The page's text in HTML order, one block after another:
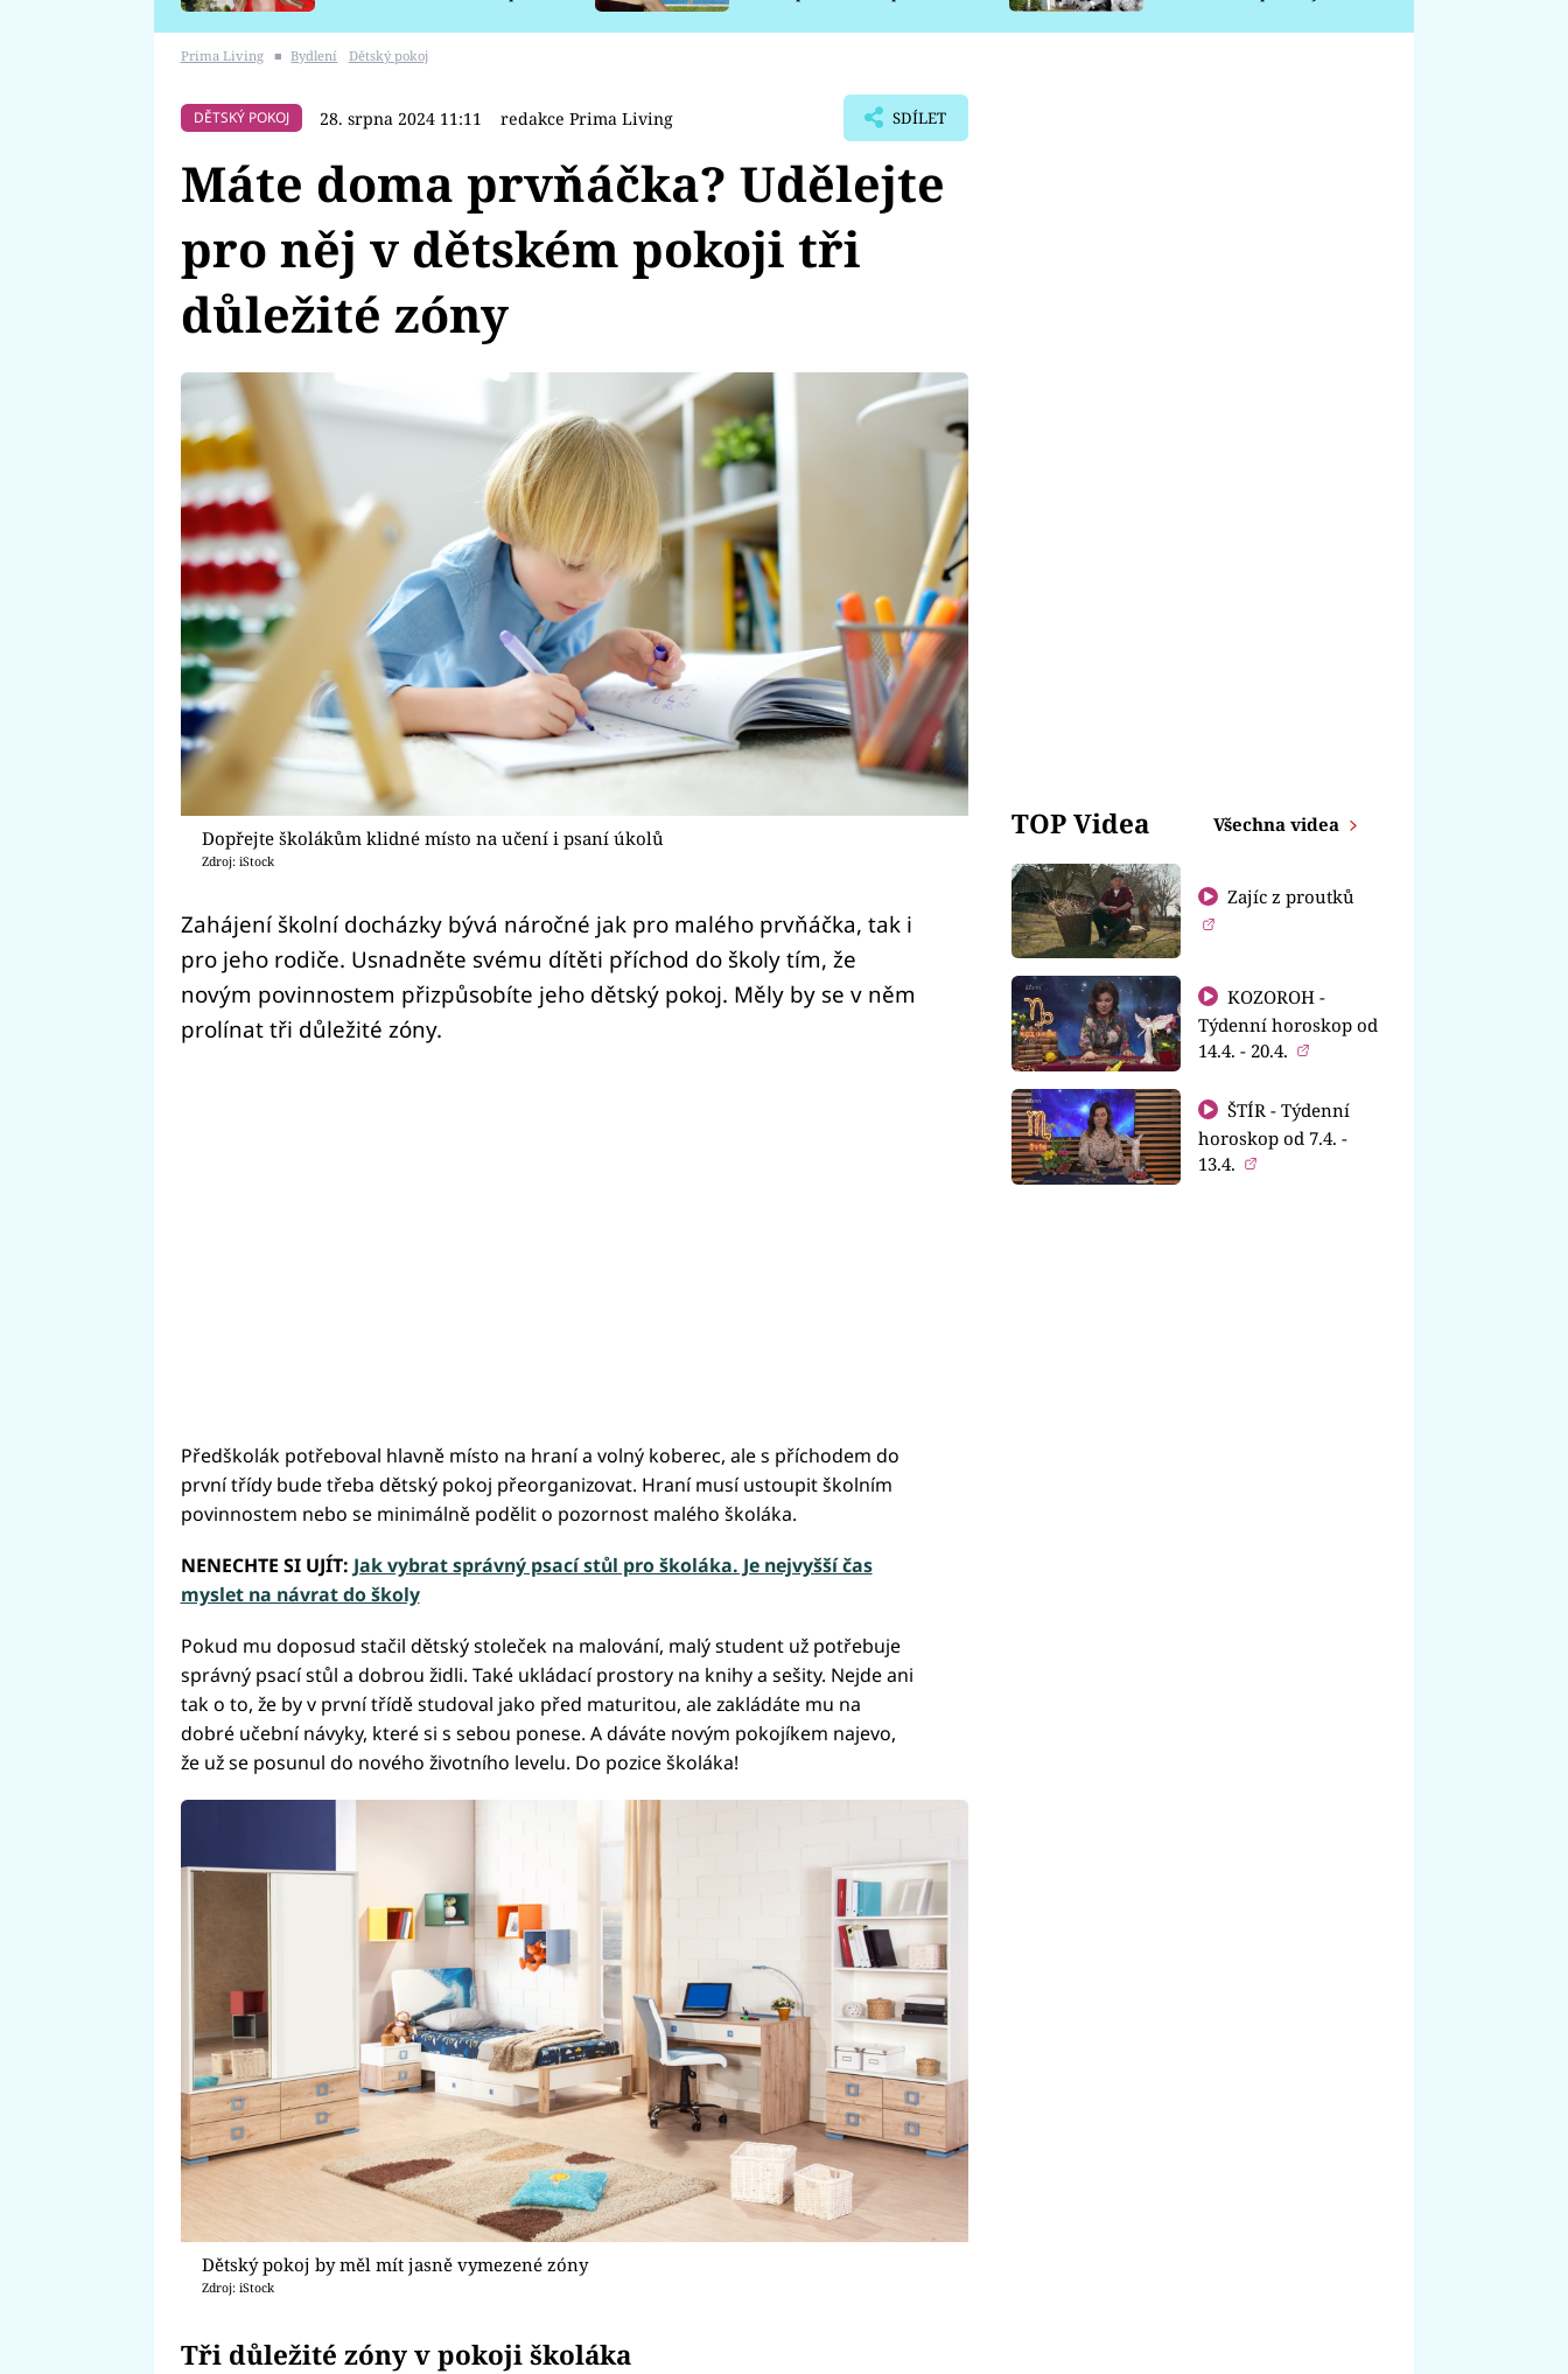
Prima Living ■ Bydlení Dětský pokoj
DĚTSKÝ POKOJ 28. srpna 2024 11:11 redakce Prima Living SDÍLET
Máte doma prvňáčka? Udělejte
pro něj v dětském pokoji tři
důležité zóny
Dopřejte školákům klidné místo na učení i psaní úkolů
Zdroj: iStock
Zahájení školní docházky bývá náročné jak pro malého prvňáčka, tak i
pro jeho rodiče. Usnadněte svému dítěti příchod do školy tím, že
novým povinnostem přizpůsobíte jeho dětský pokoj. Měly by se v něm
prolínat tři důležité zóny.
Předškolák potřeboval hlavně místo na hraní a volný koberec, ale s příchodem do
první třídy bude třeba dětský pokoj přeorganizovat. Hraní musí ustoupit školním
povinnostem nebo se minimálně podělit o pozornost malého školáka.
NENECHTE SI UJÍT: Jak vybrat správný psací stůl pro školáka. Je nejvyšší čas
myslet na návrat do školy
Pokud mu doposud stačil dětský stoleček na malování, malý student už potřebuje
správný psací stůl a dobrou židli. Také ukládací prostory na knihy a sešity. Nejde ani
tak o to, že by v první třídě studoval jako před maturitou, ale zakládáte mu na
dobré učební návyky, které si s sebou ponese. A dáváte novým pokojíkem najevo,
že už se posunul do nového životního levelu. Do pozice školáka!
Dětský pokoj by měl mít jasně vymezené zóny
Zdroj: iStock
Tři důležité zóny v pokoji školáka
TOP Videa Všechna videa
Zajíc z proutků
KOZOROH -
Týdenní horoskop od
14.4. - 20.4.
ŠTÍR - Týdenní
horoskop od 7.4. -
13.4.